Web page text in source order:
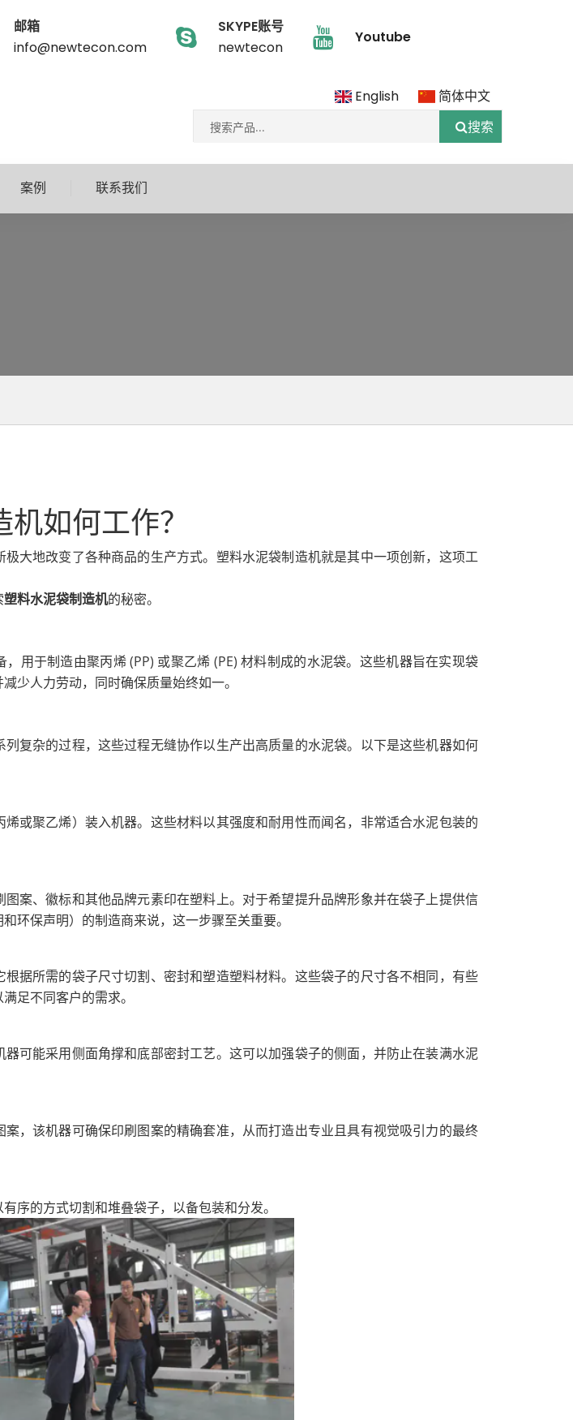
邮箱
info@newtecon.com
SKYPE账号
newtecon
Youtube
English 简体中文
搜索
案例 联系我们
如何工作？
大地改变了各种商品的生产方式。塑料水泥袋制造机就是其中一项创新，这项工
塑料水泥袋制造机的秘密。
用于制造由聚丙烯 (PP) 或聚乙烯 (PE) 材料制成的水泥袋。这些机器旨在实现袋
少人力劳动，同时确保质量始终如一。
复杂的过程，这些过程无缝协作以生产出高质量的水泥袋。以下是这些机器如何
或聚乙烯）装入机器。这些材料以其强度和耐用性而闻名，非常适合水泥包装的
案、徽标和其他品牌元素印在塑料上。对于希望提升品牌形象并在袋子上提供信
环保声明）的制造商来说，这一步骤至关重要。
据所需的袋子尺寸切割、密封和塑造塑料材料。这些袋子的尺寸各不相同，有些
足不同客户的需求。
可能采用侧面角撑和底部密封工艺。这可以加强袋子的侧面，并防止在装满水泥
，该机器可确保印刷图案的精确套准，从而打造出专业且具有视觉吸引力的最终
序的方式切割和堆叠袋子，以备包装和分发。